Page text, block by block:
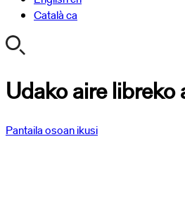
Catalàca
Udako aire libreko
Pantaila osoan ikusi